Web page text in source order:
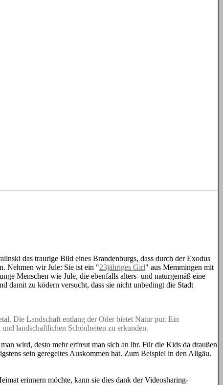
das traurige Bild eines Brandenburgs, dass durch der Exodus
Nehmen wir Jule: Sie ist ein "23jähriges Girl" aus Memmingen mit
Menschen wie Jule, die ebenfalls alters- und naturgemäß eine
damit zu ködern versucht, dass sie nicht unbedingt die Stadt
Die Landschaft entlang der Oder bietet Natur pur. Ein
landschaftlichen Schönheiten zu erkunden.
wird, desto mehr erfreut man sich an ihr. Für die Kids da draußen
sein geregeltes Auskommen hat. Zum Beispiel in den Allgäu.
erinnern möchte, kann sie dies dank der Videosharing-